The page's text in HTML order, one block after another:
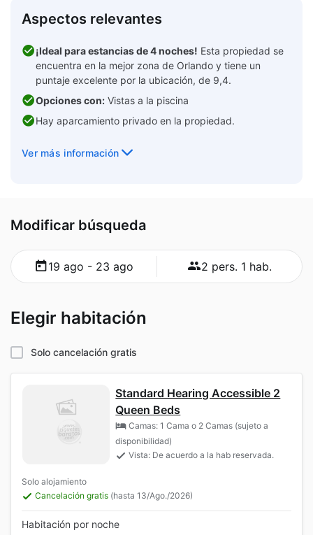
Aspectos relevantes
¡Ideal para estancias de 4 noches! Esta propiedad se
encuentra en la mejor zona de Orlando y tiene un
puntaje excelente por la ubicación, de 9,4.
Opciones con: Vistas a la piscina
Hay aparcamiento privado en la propiedad.
Ver más información
Modificar búsqueda
19 ago - 23 ago 2 pers. 1 hab.
Elegir habitación
Solo cancelación gratis
Standard Hearing Accessible 2
Queen Beds
Camas: 1 Cama o 2 Camas (sujeto a
disponibilidad)
Vista: De acuerdo a la hab reservada.
Solo alojamiento
Cancelación gratis (hasta 13/Ago./2026)
Habitación por noche